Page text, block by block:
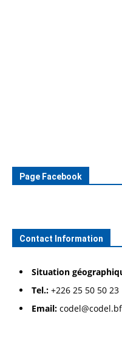
Page Facebook
Contact Information
Situation
Tel.: +226 25 50 50 23
Email: